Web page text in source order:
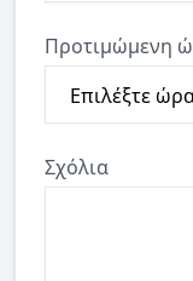
Προτιμώμενη
Σχόλια